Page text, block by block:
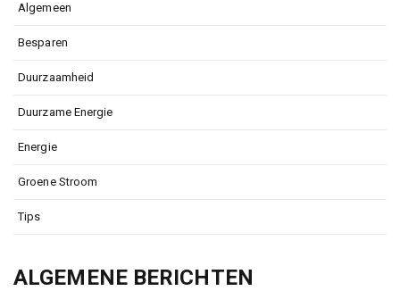
Algemeen
Besparen
Duurzaamheid
Duurzame Energie
Energie
Groene Stroom
Tips
ALGEMENE BERICHTEN